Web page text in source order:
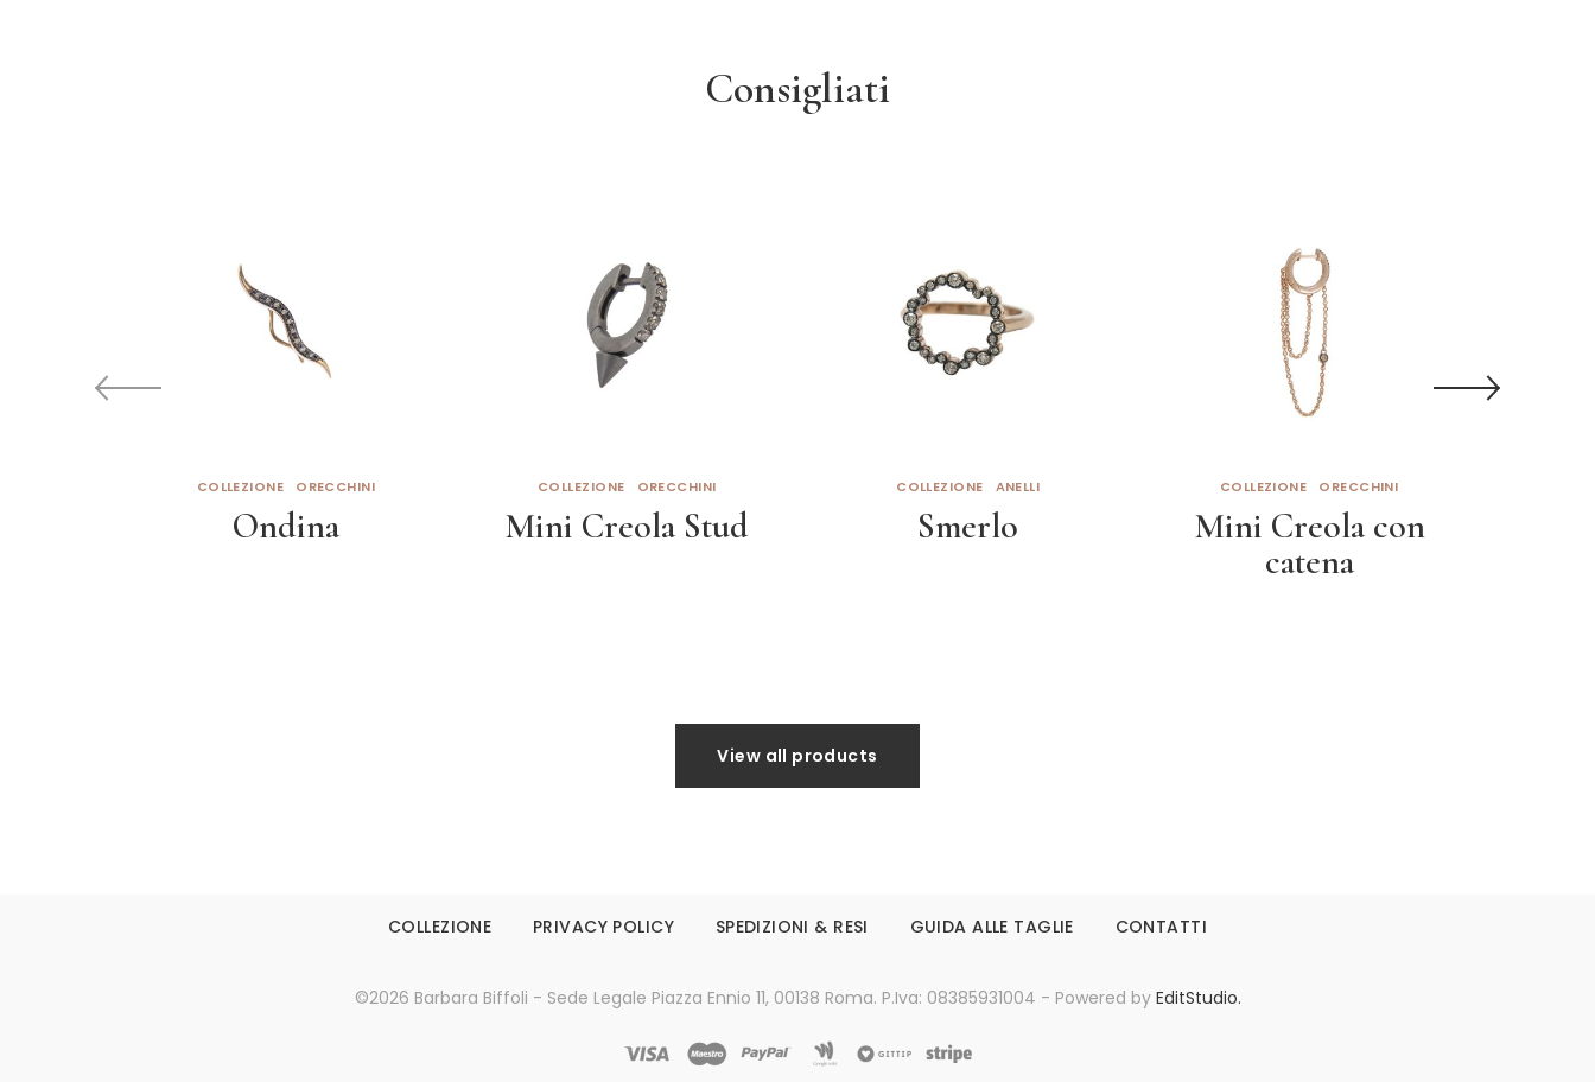
Consigliati
COLLEZIONE ORECCHINI
Ondina
COLLEZIONE ORECCHINI
Mini Creola Stud
COLLEZIONE ANELLI
Smerlo
COLLEZIONE ORECCHINI
Mini Creola con
catena
View all products
COLLEZIONE PRIVACY POLICY SPEDIZIONI & RESI GUIDA ALLE TAGLIE CONTATTI
©2026 Barbara Biffoli - Sede Legale Piazza Ennio 11, 00138 Roma. P.Iva: 08385931004 - Powered by EditStudio.